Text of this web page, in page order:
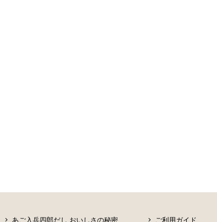
あご入兵四郎だし おいしさの秘密 ご利用ガイド